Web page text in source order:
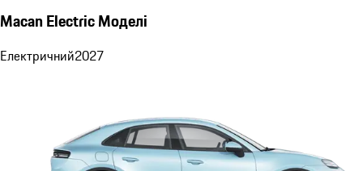
Macan Electric Моделі
Електричний2027